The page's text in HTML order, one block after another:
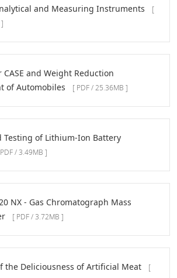
and Measuring Instruments
[
and Weight Reduction
of Automobiles
[ PDF / 25.36MB ]
Testing of Lithium-Ion Battery
/ 3.49MB ]
NX - Gas Chromatograph Mass
[ PDF / 3.72MB ]
the Deliciousness of Artificial Meat
[